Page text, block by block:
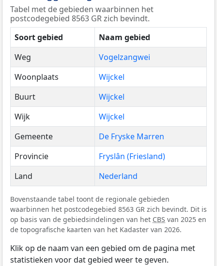
Tabel met de gebieden waarbinnen het
postcodegebied 8563 GR zich bevindt.
Soort gebied
Naam gebied
Weg
Vogelzangwei
Woonplaats
Wijckel
Buurt
Wijckel
Wijk
Wijckel
Gemeente
De Fryske Marren
Provincie
Fryslân (Friesland)
Land
Nederland
Bovenstaande tabel toont de regionale gebieden
waarbinnen het postcodegebied 8563 GR zich bevindt. Dit is
op basis van de gebiedsindelingen van het CBS van 2025 en
de topografische kaarten van het Kadaster van 2026.
Klik op de naam van een gebied om de pagina met
statistieken voor dat gebied weer te geven.